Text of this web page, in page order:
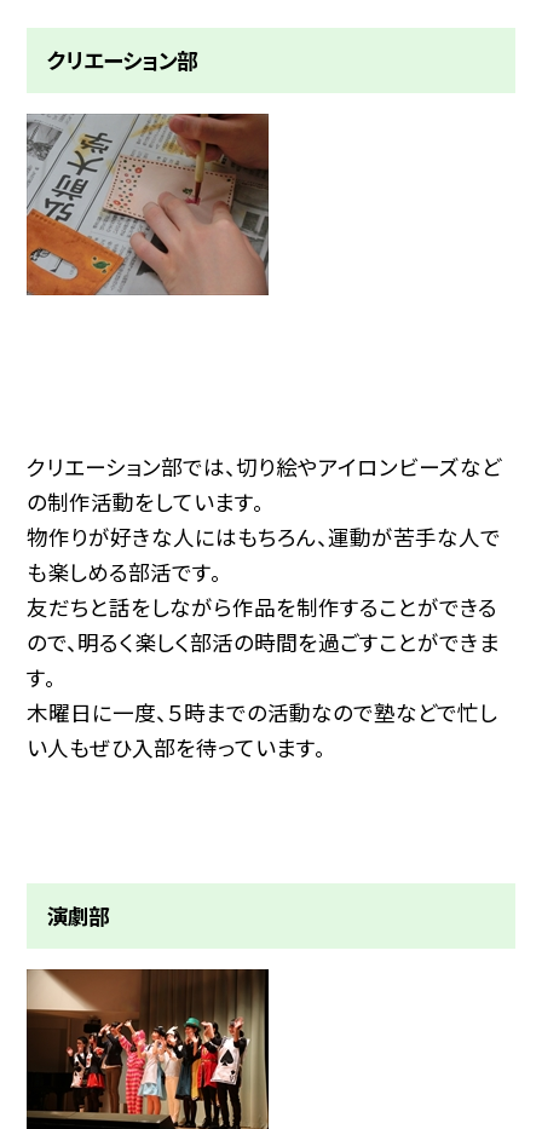
クリエーション部
クリエーション部では、切り絵やアイロンビーズなど
の制作活動をしています。
物作りが好きな人にはもちろん、運動が苦手な人で
も楽しめる部活です。
友だちと話をしながら作品を制作することができる
ので、明るく楽しく部活の時間を過ごすことができま
す。
木曜日に一度、５時までの活動なので塾などで忙し
い人もぜひ入部を待っています。
演劇部